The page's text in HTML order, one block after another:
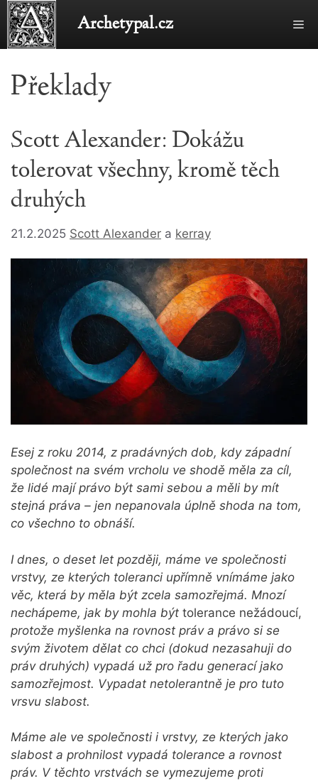
Přeskočit
na
obsah
Archetypal.cz
Překlady
Scott Alexander: Dokážu
tolerovat všechny, kromě těch
druhých
21.2.2025 Scott Alexander a kerray
Esej z roku 2014, z pradávných dob, kdy západní
společnost na svém vrcholu ve shodě měla za cíl,
že lidé mají právo být sami sebou a měli by mít
stejná práva – jen nepanovala úplně shoda na tom,
co všechno to obnáší.
I dnes, o deset let později, máme ve společnosti
vrstvy, ze kterých toleranci upřímně vnímáme jako
věc, která by měla být zcela samozřejmá. Mnozí
nechápeme, jak by mohla být tolerance nežádoucí,
protože myšlenka na rovnost práv a právo si se
svým životem dělat co chci (dokud nezasahuji do
práv druhých) vypadá už pro řadu generací jako
samozřejmost. Vypadat netolerantně je pro tuto
vrsvu slabost.
Máme ale ve společnosti i vrstvy, ze kterých jako
slabost a prohnilost vypadá tolerance a rovnost
práv. V těchto vrstvách se vymezujeme proti